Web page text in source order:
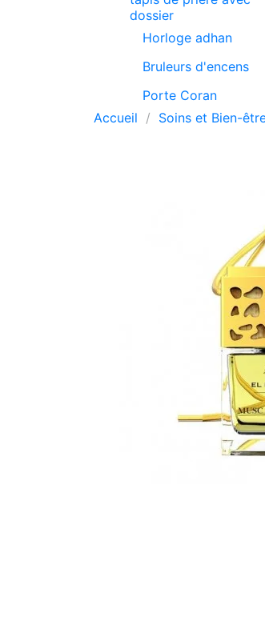
dossier
Horloge adhan
Bruleurs d'encens
Porte Coran
Accueil
Soins et Bien-